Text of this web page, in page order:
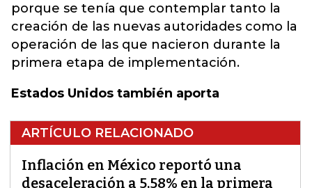
porque se tenía que contemplar tanto la
creación de las nuevas autoridades como la
operación de las que nacieron durante la
primera etapa de implementación.
Estados Unidos también aporta
ARTÍCULO RELACIONADO
Inflación en México reportó una
desaceleración a 5,58% en la primera